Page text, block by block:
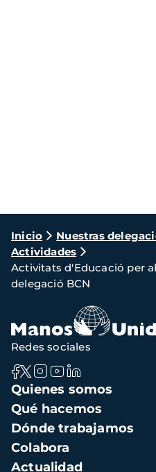
Ruta
de
navegación
Inicio Nuestras
Actividades
Activitats d'Educació per
delegació BCN
Navegación
principal
Quienes somos
Qué hacemos
Dónde trabajamos
Colabora
Actualidad
Redes sociales